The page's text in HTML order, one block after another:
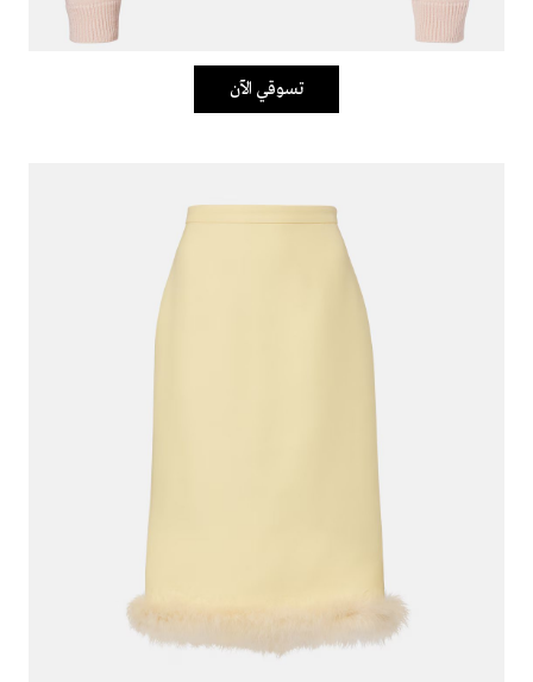
تسوقي الآن